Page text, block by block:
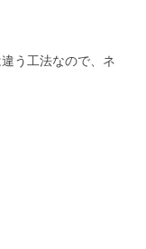
う工法なので、ネ